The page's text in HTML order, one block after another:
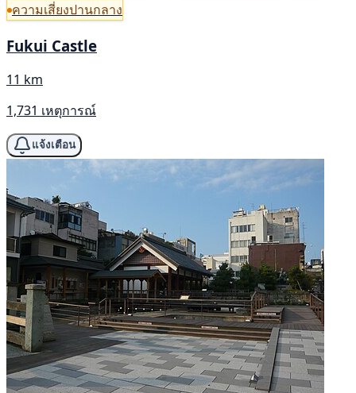
ความเสี่ยงปานกลาง
Fukui Castle
11 km
1,731 เหตุการณ์
แจ้งเตือน